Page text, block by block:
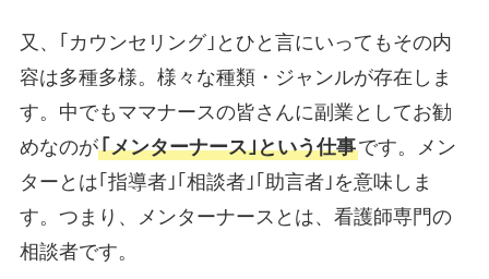
又、｢カウンセリング｣とひと言にいってもその内
容は多種多様。様々な種類・ジャンルが存在しま
す。中でもママナースの皆さんに副業としてお勧
めなのが｢メンターナース｣という仕事です。メン
ターとは｢指導者｣｢相談者｣｢助言者｣を意味しま
す。つまり、メンターナースとは、看護師専門の
相談者です。